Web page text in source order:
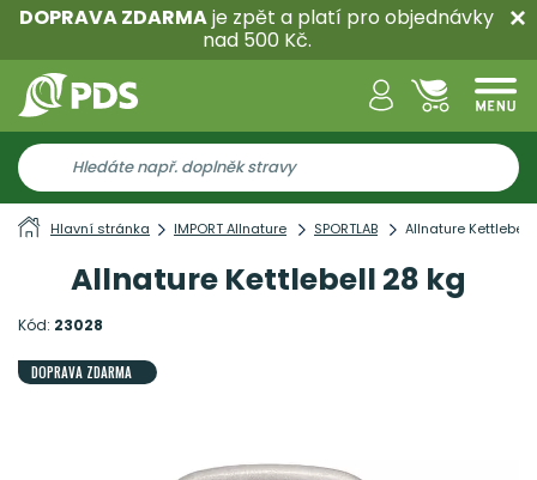
DOPRAVA ZDARMAje zpět a platí pro objednávky
nad 500 Kč.
Hlavní stránka IMPORT Allnature SPORTLAB Allnature Kettlebell
Allnature Kettlebell 28 kg
Kód: 23028
DOPRAVA ZDARMA